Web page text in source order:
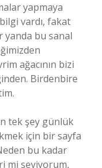
yapmaya
vardı, fakat
yanda bu sanal
ağacının bizi
Birdenbire
tek şey günlük
için bir sayfa
bu kadar
mi seviyorum,